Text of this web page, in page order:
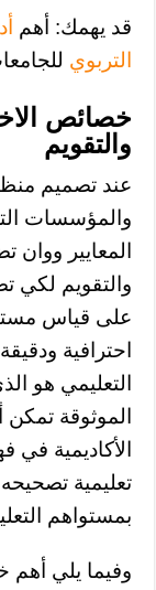
قد يهمك: أهم
التربوي
خصائص
والتقويم
عند تصميم
والمؤسسات
المعايير ووان
والتقويم لكي
على قياس
احترافية
التعليمي هو
الموثوقة تمكن
الأكاديمية في
تعليمية
بمستواهم
وفيما يلي أهم